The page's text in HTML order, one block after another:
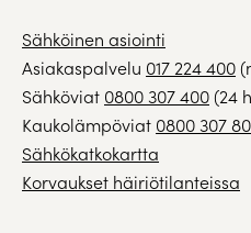
Sähköinen asiointi
Asiakaspalvelu 017 224 400
Sähköviat 0800 307 400(24
Kaukolämpöviat 0800 307
Sähkökatkokartta
Korvaukset häiriötilanteissa